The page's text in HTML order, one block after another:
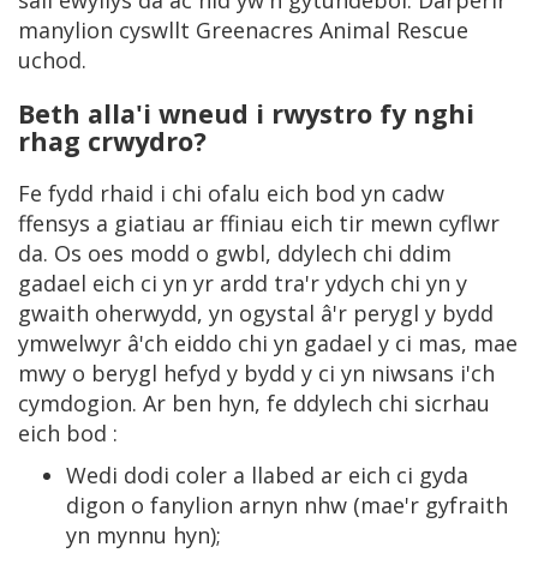
manylion cyswllt Greenacres Animal Rescue
uchod.
Beth alla'i wneud i rwystro fy nghi
rhag crwydro?
Fe fydd rhaid i chi ofalu eich bod yn cadw
ffensys a giatiau ar ffiniau eich tir mewn cyflwr
da. Os oes modd o gwbl, ddylech chi ddim
gadael eich ci yn yr ardd tra'r ydych chi yn y
gwaith oherwydd, yn ogystal â'r perygl y bydd
ymwelwyr â'ch eiddo chi yn gadael y ci mas, mae
mwy o berygl hefyd y bydd y ci yn niwsans i'ch
cymdogion. Ar ben hyn, fe ddylech chi sicrhau
eich bod :
Wedi dodi coler a llabed ar eich ci gyda
digon o fanylion arnyn nhw (mae'r gyfraith
yn mynnu hyn);